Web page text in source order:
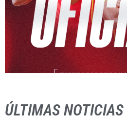
ÚLTIMAS NOTICIAS